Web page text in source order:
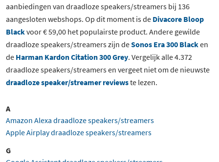
aanbiedingen van draadloze speakers/streamers bij 136
aangesloten webshops. Op dit moment is de Divacore Bloop
Blackvoor € 59,00 het populairste product. Andere gewilde
draadloze speakers/streamers zijn deSonos Era 300 Blacken
de Harman Kardon Citation 300 Grey. Vergelijk alle 4.372
draadloze speakers/streamers en vergeet niet om de nieuwste
draadloze speaker/streamer reviewste lezen.
A
Amazon Alexa draadloze speakers/streamers
Apple Airplay draadloze speakers/streamers
G